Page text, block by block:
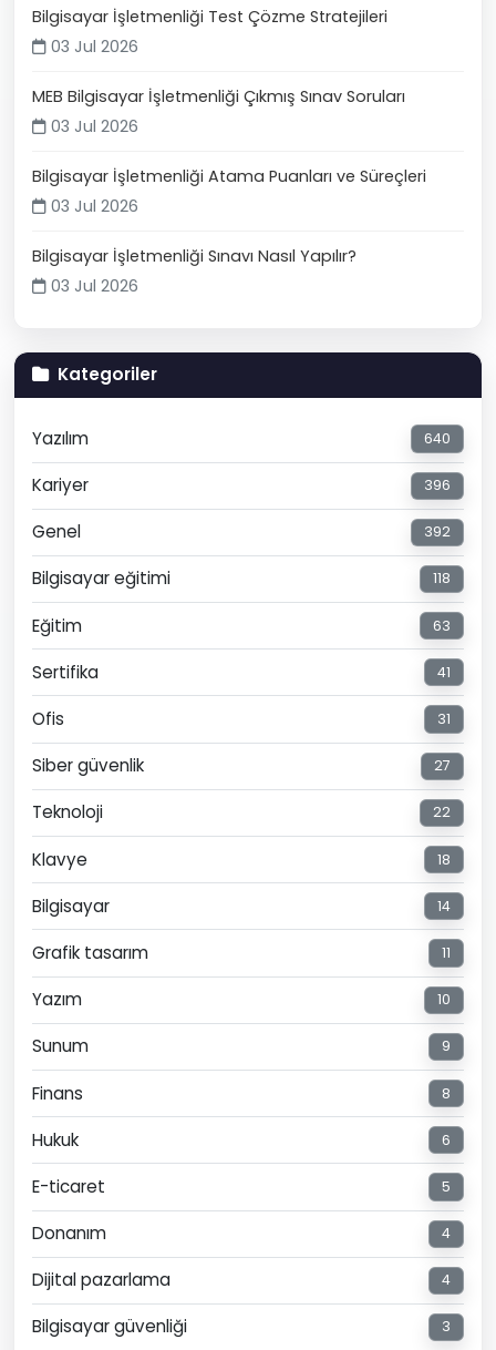
Bilgisayar İşletmenliği Test Çözme Stratejileri
03 Jul 2026
MEB Bilgisayar İşletmenliği Çıkmış Sınav Soruları
03 Jul 2026
Bilgisayar İşletmenliği Atama Puanları ve Süreçleri
03 Jul 2026
Bilgisayar İşletmenliği Sınavı Nasıl Yapılır?
03 Jul 2026
Kategoriler
Yazılım 640
Kariyer 396
Genel 392
Bilgisayar eğitimi 118
Eğitim 63
Sertifika 41
Ofis 31
Siber güvenlik 27
Teknoloji 22
Klavye 18
Bilgisayar 14
Grafik tasarım 11
Yazım 10
Sunum 9
Finans 8
Hukuk 6
E-ticaret 5
Donanım 4
Dijital pazarlama 4
Bilgisayar güvenliği 3